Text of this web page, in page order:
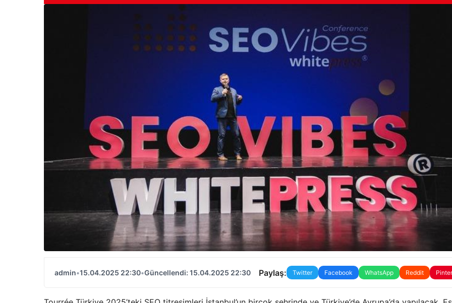
admin•15.04.2025 22:30•Güncellendi: 15.04.2025 22:30 Paylaş: Twitter Facebook WhatsApp Reddit